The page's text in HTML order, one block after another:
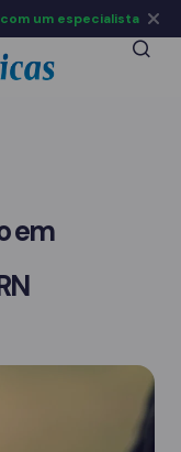
em
um especialista